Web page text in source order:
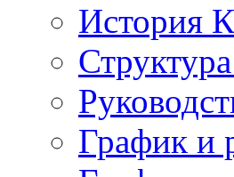
История
График и